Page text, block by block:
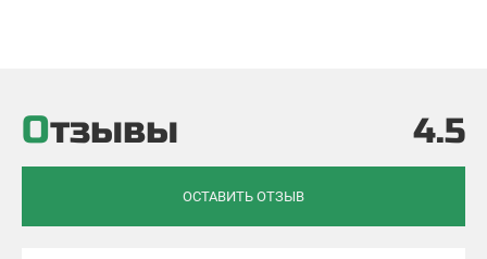
Отзывы 4.5
ОСТАВИТЬ ОТЗЫВ